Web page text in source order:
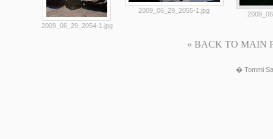
2009_06_29_2054-1.jpg
2009_06_29_2055-1.jpg
« BACK TO MAIN
� Tommi